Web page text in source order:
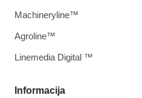
Informacija
Machineryline™
Agroline™
Linemedia Digital ™